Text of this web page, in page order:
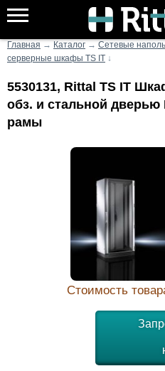
Главная → Каталог → Сетевые
серверные шкафы TS IT
↓
5530131, Rittal TS IT
обз. и стальной
рамы
Стоимость